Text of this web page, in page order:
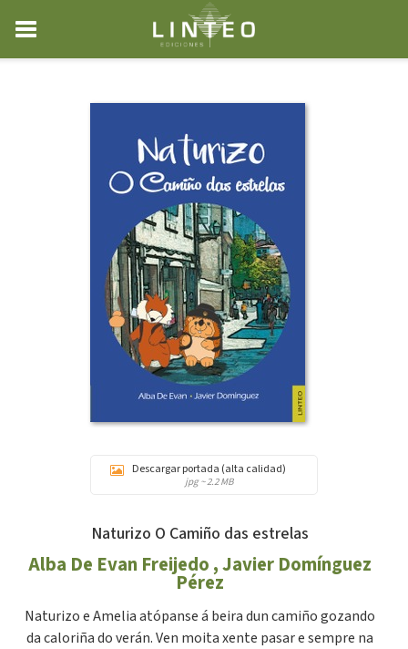
Descargar portada (alta calidad)
jpg ~ 2.2 MB
Naturizo O Camiño das estrelas
Alba De Evan Freijedo ,Javier Domínguez
Pérez
Naturizo e Amelia atópanse á beira dun camiño gozando
da caloriña do verán. Ven moita xente pasar e sempre na